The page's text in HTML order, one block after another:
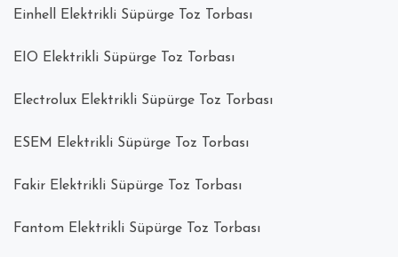
Einhell Elektrikli Süpürge Toz Torbası
EIO Elektrikli Süpürge Toz Torbası
Electrolux Elektrikli Süpürge Toz Torbası
ESEM Elektrikli Süpürge Toz Torbası
Fakir Elektrikli Süpürge Toz Torbası
Fantom Elektrikli Süpürge Toz Torbası